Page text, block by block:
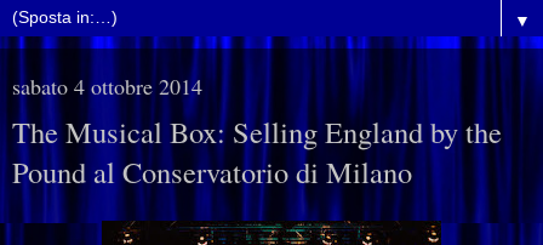
▼
sabato 4 ottobre 2014
The Musical Box: Selling England by the
Pound al Conservatorio di Milano